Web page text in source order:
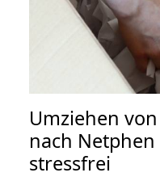
Umziehen von
nach Netphen
stressfrei